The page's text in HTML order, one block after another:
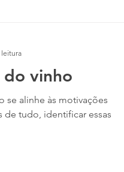
do vinho
se alinhe às motivações
de tudo, identificar essas
leitura